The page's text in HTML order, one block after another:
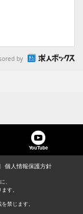
by
YouTube
個人情報保護方針
、
す。
禁じます。